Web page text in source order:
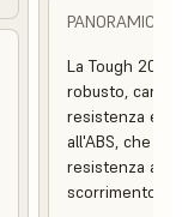
PANORAMICA
La Tough
robusto,
resistenza e
all'ABS, che
resistenza alle
scorrimento.